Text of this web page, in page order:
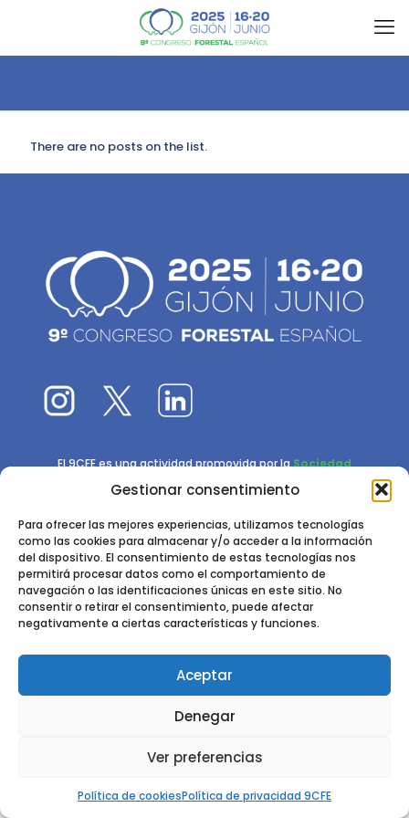
Gestionar consentimiento
Para ofrecer las mejores experiencias, utilizamos tecnologías
como las cookies para almacenar y/o acceder a la información
del dispositivo. El consentimiento de estas tecnologías nos
permitirá procesar datos como el comportamiento de
navegación o las identificaciones únicas en este sitio. No
consentir o retirar el consentimiento, puede afectar
negativamente a ciertas características y funciones.
Aceptar
Denegar
Ver preferencias
Política de cookiesPolítica de privacidad 9CFE
There are no posts on the list.
El 9CFE es una actividad promovida por laSociedad
Instituto de Ciencias Forestales, INIA-CSIC
Ctra. de la Coruña km 7,5 - 28040 Madrid
2024 - 2025 © CONGRESO FORESTAL ESPAÑOL. TODOS LOS
DERECHOS RESERVADOS. DISEÑO Y DESARROLLO DEL SITIO WEB,
POLÍTICA DE PRIVACIDAD. POLÍTICA DE COOKIES.